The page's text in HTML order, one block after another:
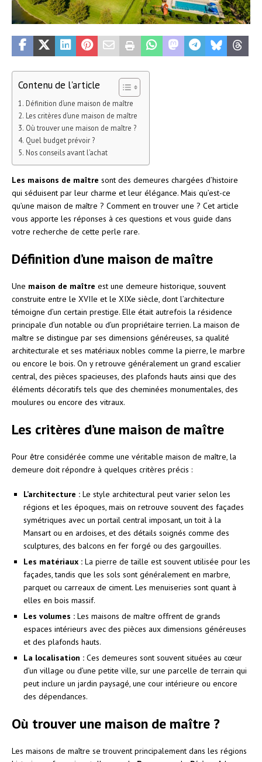
Contenu de l'article
Définition d’une maison de maître
Les critères d’une maison de maître
Où trouver une maison de maître ?
Quel budget prévoir ?
Nos conseils avant l’achat
Les maisons de maître sont des demeures chargées d’histoire
qui séduisent par leur charme et leur élégance. Mais qu’est-ce
qu’une maison de maître ? Comment en trouver une ? Cet article
vous apporte les réponses à ces questions et vous guide dans
votre recherche de cette perle rare.
Définition d’une maison de maître
Une maison de maître est une demeure historique, souvent
construite entre le XVIIe et le XIXe siècle, dont l’architecture
témoigne d’un certain prestige. Elle était autrefois la résidence
principale d’un notable ou d’un propriétaire terrien. La maison de
maître se distingue par ses dimensions généreuses, sa qualité
architecturale et ses matériaux nobles comme la pierre, le marbre
ou encore le bois. On y retrouve généralement un grand escalier
central, des pièces spacieuses, des plafonds hauts ainsi que des
éléments décoratifs tels que des cheminées monumentales, des
moulures ou encore des vitraux.
Les critères d’une maison de maître
Pour être considérée comme une véritable maison de maître, la
demeure doit répondre à quelques critères précis :
L’architecture : Le style architectural peut varier selon les
régions et les époques, mais on retrouve souvent des façades
symétriques avec un portail central imposant, un toit à la
Mansart ou en ardoises, et des détails soignés comme des
sculptures, des balcons en fer forgé ou des gargouilles.
Les matériaux : La pierre de taille est souvent utilisée pour les
façades, tandis que les sols sont généralement en marbre,
parquet ou carreaux de ciment. Les menuiseries sont quant à
elles en bois massif.
Les volumes : Les maisons de maître offrent de grands
espaces intérieurs avec des pièces aux dimensions généreuses
et des plafonds hauts.
La localisation : Ces demeures sont souvent situées au cœur
d’un village ou d’une petite ville, sur une parcelle de terrain qui
peut inclure un jardin paysagé, une cour intérieure ou encore
des dépendances.
Où trouver une maison de maître ?
Les maisons de maître se trouvent principalement dans les régions